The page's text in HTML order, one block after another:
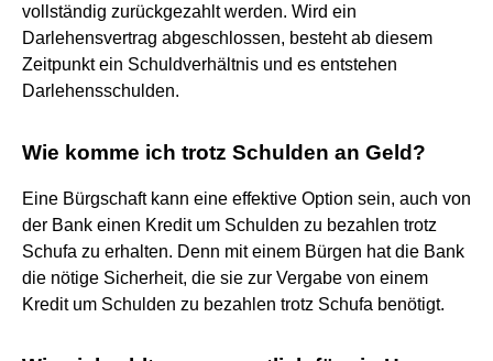
vollständig zurückgezahlt werden. Wird ein
Darlehensvertrag abgeschlossen, besteht ab diesem
Zeitpunkt ein Schuldverhältnis und es entstehen
Darlehensschulden.
Wie komme ich trotz Schulden an Geld?
Eine Bürgschaft kann eine effektive Option sein, auch von
der Bank einen Kredit um Schulden zu bezahlen trotz
Schufa zu erhalten. Denn mit einem Bürgen hat die Bank
die nötige Sicherheit, die sie zur Vergabe von einem
Kredit um Schulden zu bezahlen trotz Schufa benötigt.